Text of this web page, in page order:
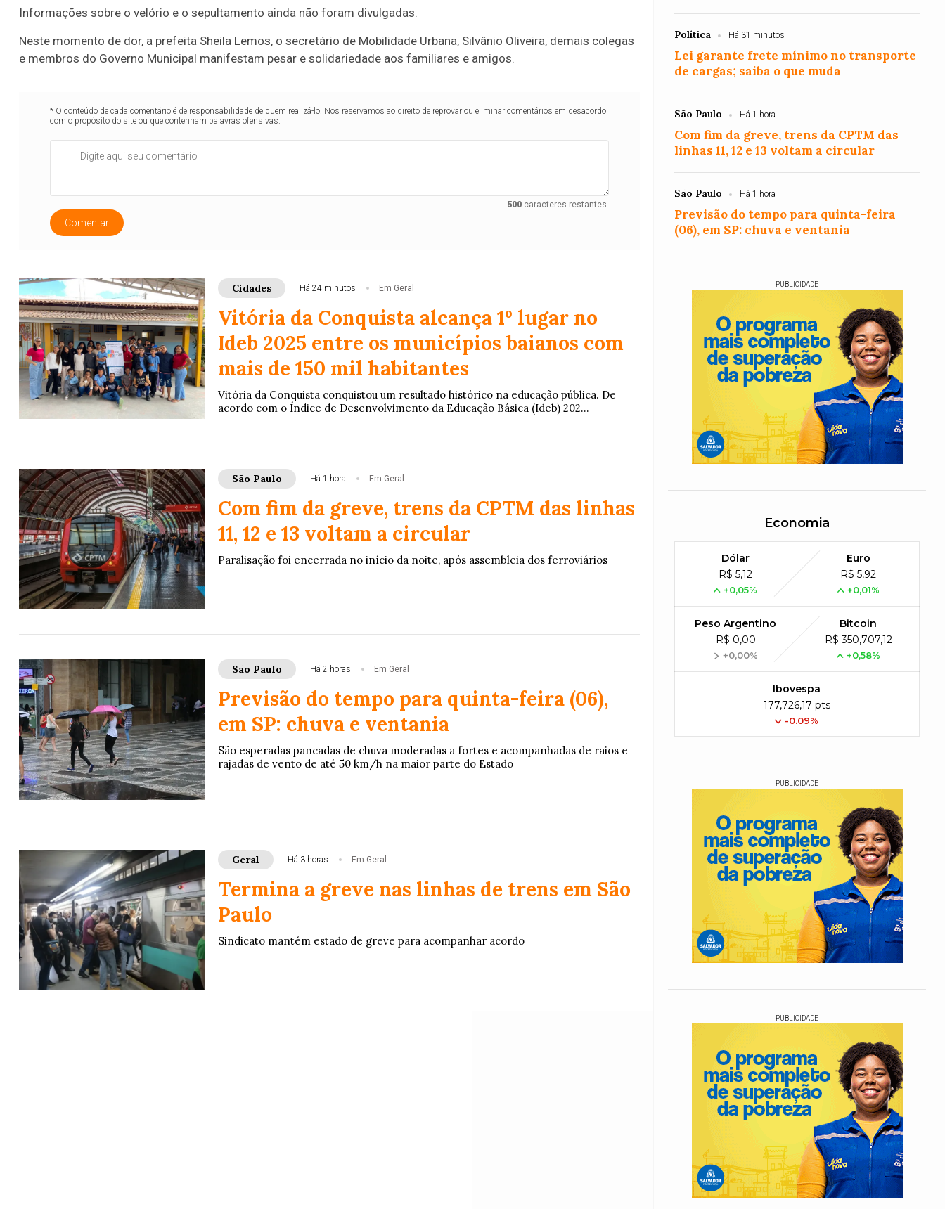
Informações sobre o velório e o sepultamento ainda não foram divulgadas.
Neste momento de dor, a prefeita Sheila Lemos, o secretário de Mobilidade Urbana, Silvânio Oliveira, demais colegas
e membros do Governo Municipal manifestam pesar e solidariedade aos familiares e amigos.
* O conteúdo de cada comentário é de responsabilidade de quem realizá-lo. Nos reservamos ao direito de reprovar ou eliminar comentários em desacordo
com o propósito do site ou que contenham palavras ofensivas.
500caracteres restantes.
Comentar
Cidades Há 24 minutos Em Geral
Vitória da Conquista alcança 1º lugar no
Ideb 2025 entre os municípios baianos com
mais de 150 mil habitantes
Vitória da Conquista conquistou um resultado histórico na educação pública. De
acordo com o Índice de Desenvolvimento da Educação Básica (Ideb) 202...
São Paulo Há 1 hora Em Geral
Com fim da greve, trens da CPTM das linhas
11, 12 e 13 voltam a circular
Paralisação foi encerrada no início da noite, após assembleia dos ferroviários
São Paulo Há 2 horas Em Geral
Previsão do tempo para quinta-feira (06),
em SP: chuva e ventania
São esperadas pancadas de chuva moderadas a fortes e acompanhadas de raios e
rajadas de vento de até 50 km/h na maior parte do Estado
Geral Há 3 horas Em Geral
Termina a greve nas linhas de trens em São
Paulo
Sindicato mantém estado de greve para acompanhar acordo
Política Há 31 minutos
Lei garante frete mínimo no transporte
de cargas; saiba o que muda
São Paulo Há 1 hora
Com fim da greve, trens da CPTM das
linhas 11, 12 e 13 voltam a circular
São Paulo Há 1 hora
Previsão do tempo para quinta-feira
(06), em SP: chuva e ventania
PUBLICIDADE
Economia
Dólar
R$ 5,12
+0,05%
Euro
R$ 5,92
+0,01%
Peso Argentino
R$ 0,00
+0,00%
Bitcoin
R$ 350,707,12
+0,58%
Ibovespa
177,726,17 pts
-0.09%
PUBLICIDADE
PUBLICIDADE